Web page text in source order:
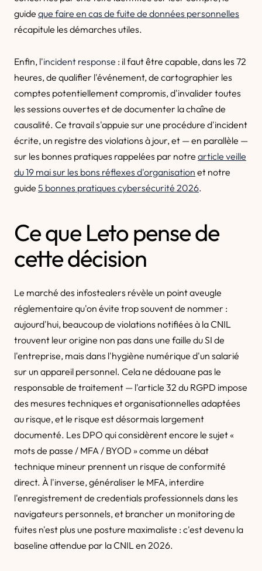
guide que faire en cas de fuite de données personnelles
récapitule les démarches utiles.
Enfin, l'incident response : il faut être capable, dans les 72
heures, de qualifier l'événement, de cartographier les
comptes potentiellement compromis, d'invalider toutes
les sessions ouvertes et de documenter la chaîne de
causalité. Ce travail s'appuie sur une procédure d'incident
écrite, un registre des violations à jour, et — en parallèle —
sur les bonnes pratiques rappelées par notre article veille
du 19 mai sur les bons réflexes d'organisation et notre
guide 5 bonnes pratiques cybersécurité 2026.
Ce que Leto pense de
cette décision
Le marché des infostealers révèle un point aveugle
réglementaire qu'on évite trop souvent de nommer :
aujourd'hui, beaucoup de violations notifiées à la CNIL
trouvent leur origine non pas dans une faille du SI de
l'entreprise, mais dans l'hygiène numérique d'un salarié
sur un appareil personnel. Cela ne dédouane pas le
responsable de traitement — l'article 32 du RGPD impose
des mesures techniques et organisationnelles adaptées
au risque, et le risque est désormais largement
documenté. Les DPO qui considèrent encore le sujet «
mots de passe / MFA / BYOD » comme un débat
technique mineur prennent un risque de conformité
direct. À l'inverse, généraliser le MFA, interdire
l'enregistrement de credentials professionnels dans les
navigateurs personnels, et brancher un monitoring de
fuites n'est plus une posture maximaliste : c'est devenu la
baseline attendue par la CNIL en 2026.